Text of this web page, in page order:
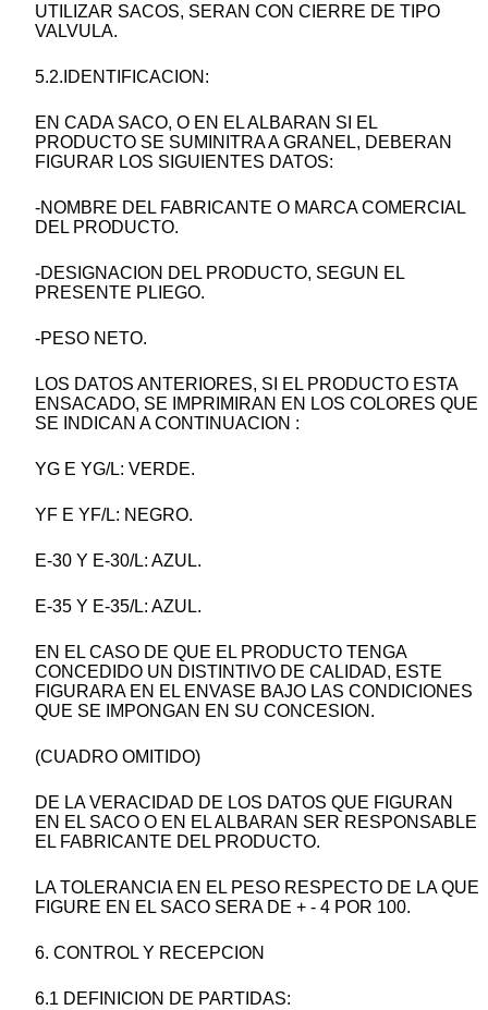
UTILIZAR SACOS, SERAN CON CIERRE DE TIPO
VALVULA.
5.2.IDENTIFICACION:
EN CADA SACO, O EN EL ALBARAN SI EL
PRODUCTO SE SUMINITRA A GRANEL, DEBERAN
FIGURAR LOS SIGUIENTES DATOS:
-NOMBRE DEL FABRICANTE O MARCA COMERCIAL
DEL PRODUCTO.
-DESIGNACION DEL PRODUCTO, SEGUN EL
PRESENTE PLIEGO.
-PESO NETO.
LOS DATOS ANTERIORES, SI EL PRODUCTO ESTA
ENSACADO, SE IMPRIMIRAN EN LOS COLORES QUE
SE INDICAN A CONTINUACION :
YG E YG/L: VERDE.
YF E YF/L: NEGRO.
E-30 Y E-30/L: AZUL.
E-35 Y E-35/L: AZUL.
EN EL CASO DE QUE EL PRODUCTO TENGA
CONCEDIDO UN DISTINTIVO DE CALIDAD, ESTE
FIGURARA EN EL ENVASE BAJO LAS CONDICIONES
QUE SE IMPONGAN EN SU CONCESION.
(CUADRO OMITIDO)
DE LA VERACIDAD DE LOS DATOS QUE FIGURAN
EN EL SACO O EN EL ALBARAN SER RESPONSABLE
EL FABRICANTE DEL PRODUCTO.
LA TOLERANCIA EN EL PESO RESPECTO DE LA QUE
FIGURE EN EL SACO SERA DE + - 4 POR 100.
6. CONTROL Y RECEPCION
6.1 DEFINICION DE PARTIDAS: